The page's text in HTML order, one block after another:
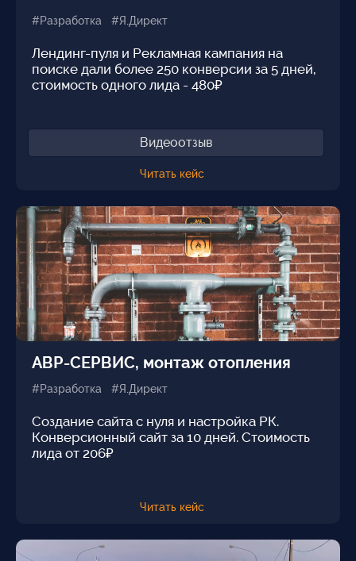
#Разработка #Я.Директ
Лендинг-пуля и Рекламная кампания на
поиске дали более 250 конверсии за 5 дней,
стоимость одного лида - 480₽
Видеоотзыв
Читать кейс
АВР-СЕРВИС, монтаж отопления
#Разработка #Я.Директ
Создание сайта с нуля и настройка РК.
Конверсионный сайт за 10 дней. Стоимость
лида от 206₽
Читать кейс